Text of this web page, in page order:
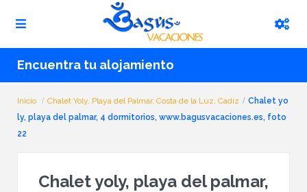
Encuentra tu alojamiento
Inicio Chalet Yoly, Playa del Palmar, Costa de la Luz, Cadiz
Chalet yo
ly, playa del palmar, 4 dormitorios, www.bagusvacaciones.es, foto
22
Chalet yoly, playa del palmar,